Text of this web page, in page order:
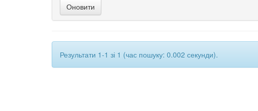
Результати 1-1 зі 1 (час пошуку: 0.002 секунди).